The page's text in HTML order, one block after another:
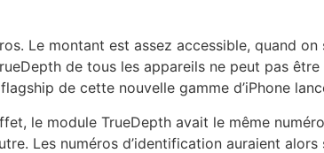
Le montant est assez accessible, quand on
de tous les appareils ne peut pas
de cette nouvelle gamme d’iPhone
le module TrueDepth avait le même
Les numéros d’identification auraient